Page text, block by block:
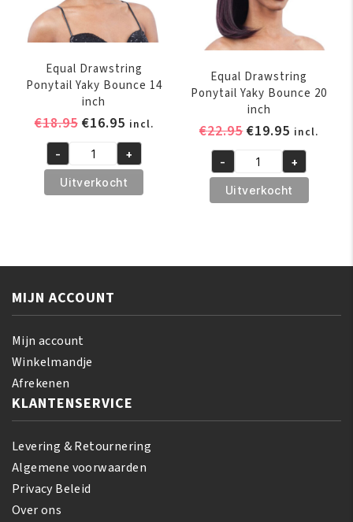
Equal Drawstring
Ponytail Yaky Bounce 14
inch
€18.95 Oorspronkelijke
was:
€18.95.
€16.95Huidige
prijs
is:
€16.95.
incl.
Equal
Drawstring
Ponytail
aantal
- +
Uitverkocht
optie
kan
gekozen
worden
op
productpagina
Equal Drawstring
Ponytail Yaky Bounce 20
inch
€22.95
was:
€22.95.
€19.95 Huidige
prijs
is:
€19.95.
incl.
Equal
Drawstring
Ponytail
20
- +
Uitverkocht
MIJN ACCOUNT
Mijn account
Winkelmandje
Afrekenen
KLANTENSERVICE
Levering & Retournering
Algemene voorwaarden
Privacy Beleid
Over ons